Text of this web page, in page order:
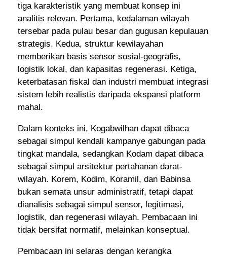
tiga karakteristik yang membuat konsep ini
analitis relevan. Pertama, kedalaman wilayah
tersebar pada pulau besar dan gugusan kepulauan
strategis. Kedua, struktur kewilayahan
memberikan basis sensor sosial-geografis,
logistik lokal, dan kapasitas regenerasi. Ketiga,
keterbatasan fiskal dan industri membuat integrasi
sistem lebih realistis daripada ekspansi platform
mahal.
Dalam konteks ini, Kogabwilhan dapat dibaca
sebagai simpul kendali kampanye gabungan pada
tingkat mandala, sedangkan Kodam dapat dibaca
sebagai simpul arsitektur pertahanan darat-
wilayah. Korem, Kodim, Koramil, dan Babinsa
bukan semata unsur administratif, tetapi dapat
dianalisis sebagai simpul sensor, legitimasi,
logistik, dan regenerasi wilayah. Pembacaan ini
tidak bersifat normatif, melainkan konseptual.
Pembacaan ini selaras dengan kerangka